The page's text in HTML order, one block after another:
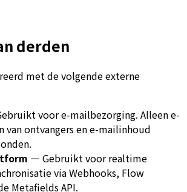
derden
met de volgende externe
voor e-mailbezorging. Alleen e-
van ontvangers en e-mailinhoud
— Gebruikt voor realtime
via Webhooks, Flow
Metafields API.